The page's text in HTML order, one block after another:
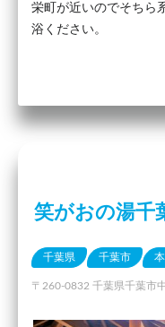
栄町が近いのでそちら
浴ください。
笑がおの湯千
千葉県 千葉市
〒260-0832 千葉県千葉市